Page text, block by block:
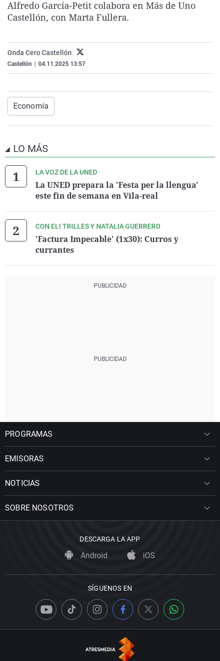
La rosa de los vientos
Como el perro y el
Caso
Equipo de
Extremadura
La Rioja
País Vasco
Virales
Elecciones
Alfredo García-Petit colabora en Más de Uno
Castellón, con Marta Fullera.
Onda Cero Castellón
Castellón 04.11.2025 13:57
Economía
LO MÁS
LA VOZ DE LA UNED
La UNED prepara la 'Festa per la llengua'
este fin de semana en Vila-real
CON ELI TRILLES Y NATALIA GUERRERO
'Factura Impecable' (1x30): Curros y
currantes
PROGRAMAS
EMISORAS
NOTICIAS
SOBRE NOSOTROS
DESCARGA LA APP
Android iOS
SÍGUENOS EN